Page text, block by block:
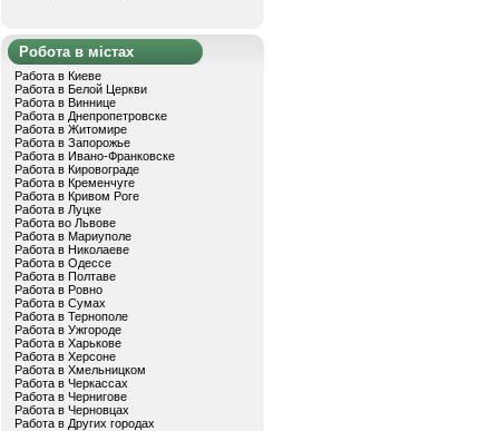
Робота в містах
Работа в Киеве
Работа в Белой Церкви
Работа в Виннице
Работа в Днепропетровске
Работа в Житомире
Работа в Запорожье
Работа в Ивано-Франковске
Работа в Кировограде
Работа в Кременчуге
Работа в Кривом Роге
Работа в Луцке
Работа во Львове
Работа в Мариуполе
Работа в Николаеве
Работа в Одессе
Работа в Полтаве
Работа в Ровно
Работа в Сумах
Работа в Тернополе
Работа в Ужгороде
Работа в Харькове
Работа в Херсоне
Работа в Хмельницком
Работа в Черкассах
Работа в Чернигове
Работа в Черновцах
Работа в Других городах